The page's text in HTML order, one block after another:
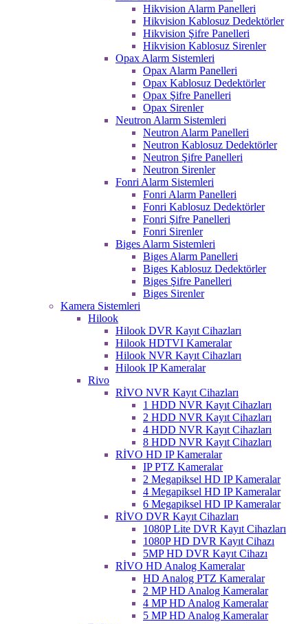
Hikvision Alarm Panelleri
Hikvision Kablosuz Dedektörler
Hikvision Şifre Panelleri
Hikvision Kablosuz Sirenler
Opax Alarm Sistemleri
Opax Alarm Panelleri
Opax Kablosuz Dedektörler
Opax Şifre Panelleri
Opax Sirenler
Neutron Alarm Sistemleri
Neutron Alarm Panelleri
Neutron Kablosuz Dedektörler
Neutron Şifre Panelleri
Neutron Sirenler
Fonri Alarm Sistemleri
Fonri Alarm Panelleri
Fonri Kablosuz Dedektörler
Fonri Şifre Panelleri
Fonri Sirenler
Biges Alarm Sistemleri
Biges Alarm Panelleri
Biges Kablosuz Dedektörler
Biges Şifre Panelleri
Biges Sirenler
Kamera Sistemleri
Hilook
Hilook DVR Kayıt Cihazları
Hilook HDTVI Kameralar
Hilook NVR Kayıt Cihazları
Hilook IP Kameralar
Rivo
RİVO NVR Kayıt Cihazları
1 HDD NVR Kayıt Cihazları
2 HDD NVR Kayıt Cihazları
4 HDD NVR Kayıt Cihazları
8 HDD NVR Kayıt Cihazları
RİVO HD IP Kameralar
IP PTZ Kameralar
2 Megapiksel HD IP Kameralar
4 Megapiksel HD IP Kameralar
6 Megapiksel HD IP Kameralar
RİVO DVR Kayıt Cihazları
1080P Lite DVR Kayıt Cihazları
1080P HD DVR Kayıt Cihazı
5MP HD DVR Kayıt Cihazı
RİVO HD Analog Kameralar
HD Analog PTZ Kameralar
2 MP HD Analog Kameralar
4 MP HD Analog Kameralar
5 MP HD Analog Kameralar